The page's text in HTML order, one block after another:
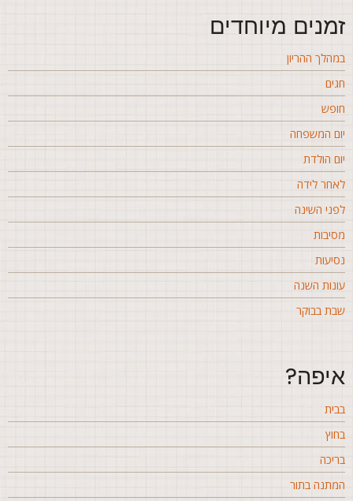
מיוחדים
ההריון
המשפחה
הולדת
לידה
השינה
השנה
בבוקר
בתור